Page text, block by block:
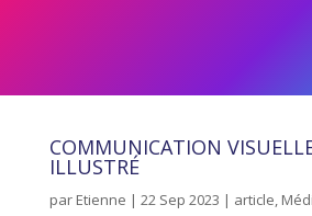
COMMUNICATION
ILLUSTRÉ
par Etienne | 22 Sep 2023 | article